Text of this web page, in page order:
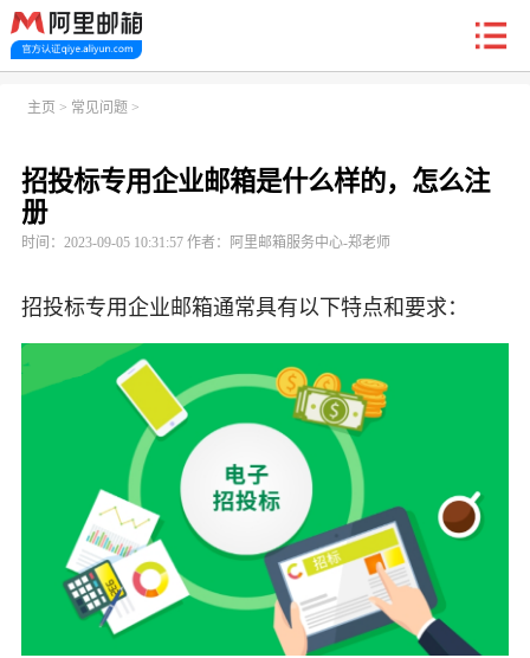
首页 阿里企业邮箱 信创邮 收费标准 功能
主页 > 常见问题 >
招投标专用企业邮箱是什么样的，怎么注
册
时间：2023-09-05 10:31:57 作者：阿里邮箱服务中心-郑老师
招投标专用企业邮箱通常具有以下特点和要求：